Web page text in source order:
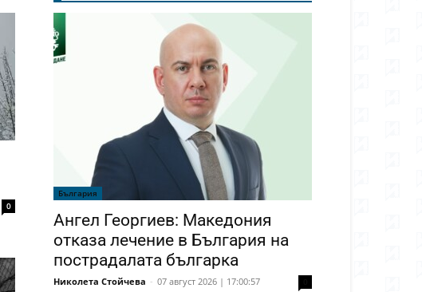
0
България
Ангел Георгиев: Македония
отказа лечение в България на
пострадалата българка
Николета Стойчева - 07 август 2026 | 17:00:57